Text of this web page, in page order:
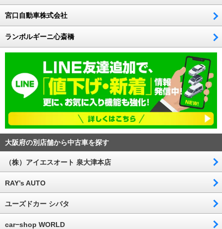
宮口自動車株式会社
ランボルギーニ心斎橋
大阪府の別店舗から中古車を探す
（株）アイエスオート 泉大津本店
RAY’s AUTO
ユーズドカー シバタ
car−shop WORLD